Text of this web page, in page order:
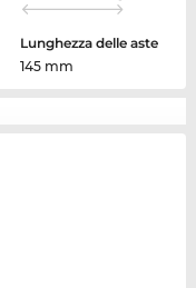
Lunghezza delle aste
145 mm